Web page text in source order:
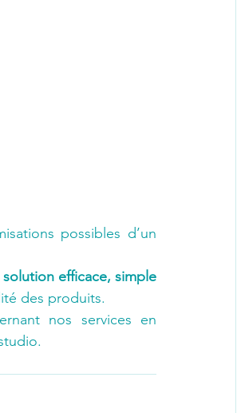
possibles d’un
solution efficace, simple
des produits.
nos services en